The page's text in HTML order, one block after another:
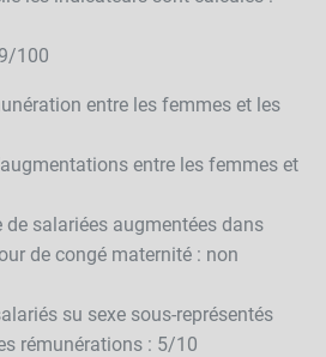
100
entre les femmes et les
entre les femmes et
salariées augmentées dans
de congé maternité : non
su sexe sous-représentés
rémunérations : 5/10